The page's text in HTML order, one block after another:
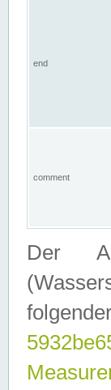
end
comment
Der